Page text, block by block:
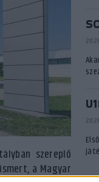
szereplő
a Magyar